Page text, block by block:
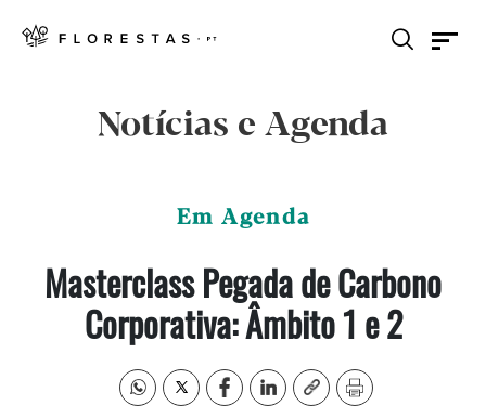
Notícias e Agenda
Em Agenda
Masterclass Pegada de Carbono
Corporativa: Âmbito 1 e 2